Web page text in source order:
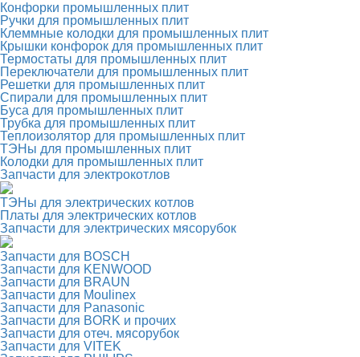
Конфорки промышленных плит
Ручки для промышленных плит
Клеммные колодки для промышленных плит
Крышки конфорок для промышленных плит
Термостаты для промышленных плит
Переключатели для промышленных плит
Решетки для промышленных плит
Спирали для промышленных плит
Буса для промышленных плит
Трубка для промышленных плит
Теплоизолятор для промышленных плит
ТЭНы для промышленных плит
Колодки для промышленных плит
Запчасти для электрокотлов
ТЭНы для электрических котлов
Платы для электрических котлов
Запчасти для электрических мясорубок
Запчасти для BOSCH
Запчасти для KENWOOD
Запчасти для BRAUN
Запчасти для Moulinex
Запчасти для Panasonic
Запчасти для BORK и прочих
Запчасти для отеч. мясорубок
Запчасти для VITEK